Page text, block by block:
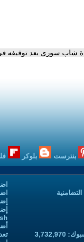
شاب سوري بعد توقيفه
بنترست بلوكر